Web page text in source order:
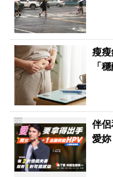
瘦
「
伴
愛妳
PR